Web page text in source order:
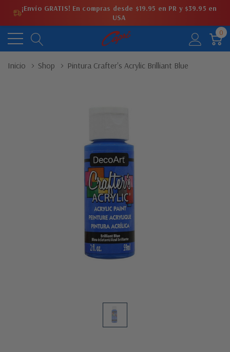
¡Envío GRATIS! En compras desde $19.95 en PR y $39.95 en
USA
0
Inicio Shop Pintura Crafter's Acrylic Brilliant Blue